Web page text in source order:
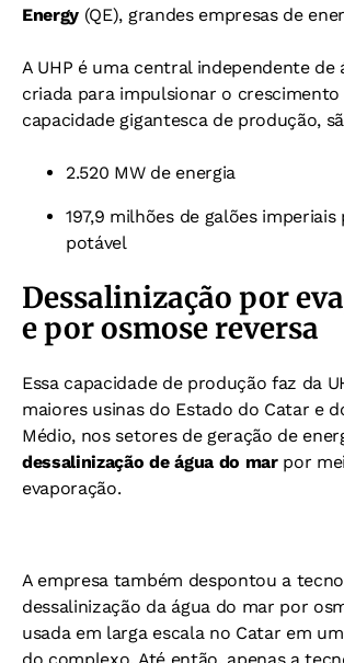
Energy (QE), grandes empresas de
A UHP é uma central independente de
criada para impulsionar o
capacidade gigantesca de produção,
2.520 MW de energia
197,9 milhões de galões
potável
Dessalinização por
e por osmose reversa
Essa capacidade de produção faz da
maiores usinas do Estado do Catar e
Médio, nos setores de geração de
dessalinização de água do marpor
evaporação.
A empresa também despontou a
dessalinização da água do mar por
usada em larga escala no Catar em
do complexo. Até então, apenas a